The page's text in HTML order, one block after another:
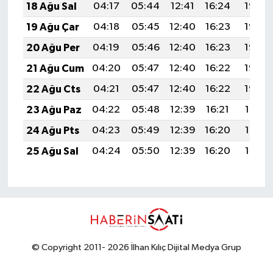
18 Ağu Sal
04:17 05:44 12:41 16:24
19:27
19 Ağu Çar
04:18 05:45 12:40 16:23
19:26
20 Ağu Per
04:19 05:46 12:40 16:23
19:25
21 Ağu Cum
04:20 05:47 12:40 16:22
19:23
22 Ağu Cts
04:21 05:47 12:40 16:22
19:22
23 Ağu Paz
04:22 05:48 12:39 16:21
19:21
24 Ağu Pts
04:23 05:49 12:39 16:20
19:19
25 Ağu Sal
04:24 05:50 12:39 16:20 19:18
© Copyright 2011- 2026 İlhan Kılıç Dijital Medya Grup